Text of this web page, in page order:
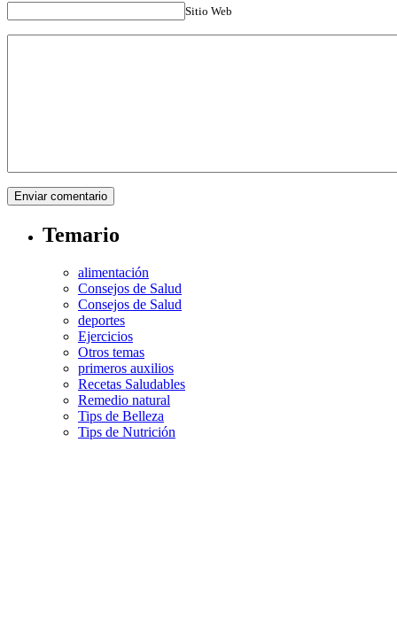
Sitio Web
Temario
alimentación
Consejos de Salud
Consejos de Salud
deportes
Ejercicios
Otros temas
primeros auxilios
Recetas Saludables
Remedio natural
Tips de Belleza
Tips de Nutrición